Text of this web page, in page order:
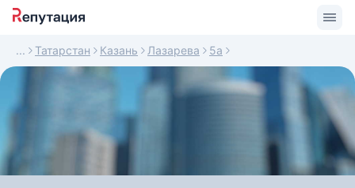
Татарстан Казань Лазарева 5а